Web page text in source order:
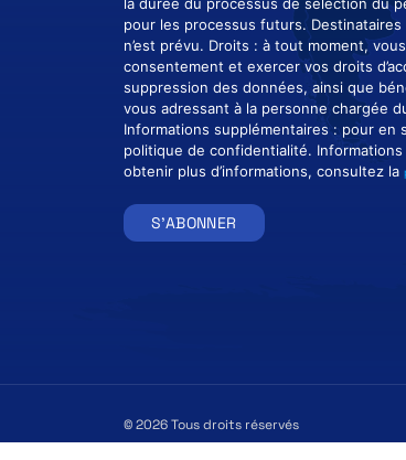
la durée du processus de sélection du
pour les processus futurs.
n’est prévu. Droits : à tout moment,
consentement et exercer vos droits
suppression des données, ainsi que
vous adressant à la personne chargée
Informations supplémentaires : pour en
politique de confidentialité.
obtenir plus d’informations, consultez la
S'ABONNER
© 2026 Tous droits réservés